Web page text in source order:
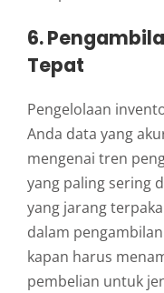
6.
Tepat
Pengelolaan
Anda data yang
mengenai tren
yang paling sering
yang jarang
dalam
kapan harus
pembelian untuk